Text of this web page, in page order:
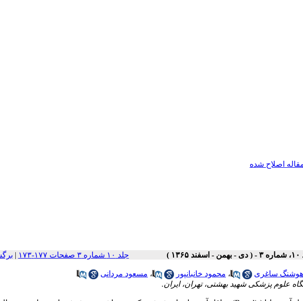
اصلاح شده
) جلد ۱۰ شماره ۳ صفحات ۱۷۷-۱۷۳ |
هوشنگ ساغری ، محمود خانبانپور ، مسعود مردانی
علوم پزشکی شهید بهشتی، تهران، ایران.